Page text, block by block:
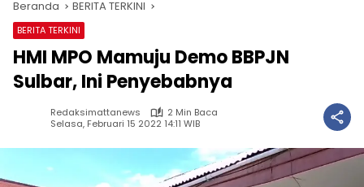
Beranda BERITA TERKINI
BERITA TERKINI
HMI MPO Mamuju Demo BBPJN
Sulbar, Ini Penyebabnya
Redaksimattanews
2 Min Baca
Selasa, Februari 15 2022 14:11 WIB